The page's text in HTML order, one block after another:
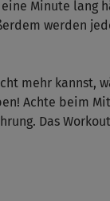
Minute lang
werden
mehr kannst,
Achte beim
Das